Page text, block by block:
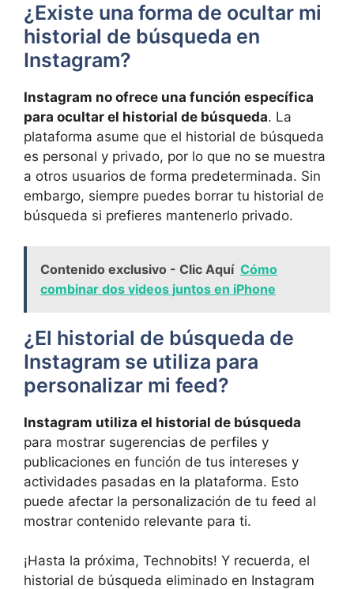
¿Existe ‌una forma de ocultar mi
historial de ​búsqueda en
Instagram?
Instagram no ofrece⁣ una función específica
para ocultar el historial de búsqueda.⁢ La
plataforma asume que el historial de búsqueda
es ‍personal y privado, por lo que no se muestra
a otros usuarios de forma predeterminada. Sin
embargo, siempre puedes borrar ⁢tu historial de‌
búsqueda si prefieres​ mantenerlo privado.
Contenido exclusivo - Clic Aquí Cómo
combinar dos videos juntos en iPhone
¿El historial de búsqueda de
Instagram se utiliza para
personalizar mi feed?
Instagram utiliza​ el historial de búsqueda
para mostrar sugerencias de perfiles y⁢
publicaciones en función de tus intereses y
actividades pasadas en la plataforma. Esto​
puede afectar la personalización de tu feed ⁢al
⁢mostrar contenido relevante para ti.
¡Hasta‌ la ⁢próxima, ⁢Technobits! Y‍ recuerda, el
historial de​ búsqueda eliminado en ‌Instagram